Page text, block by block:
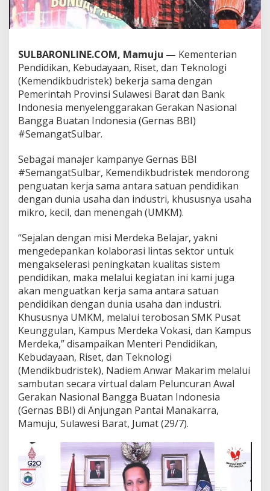
e
n
d
k
b
u
d
r
i
t
e
P
e
r
k
u
a
K
m
i
t
a
a
n
P
e
n
d
i
d
k
a
n
V
o
k
a
s
SULBARONLINE.COM, Mamuju — Kementerian
Pendidikan, Kebudayaan, Riset, dan Teknologi
(Kemendikbudristek) bekerja sama dengan
Pemerintah Provinsi Sulawesi Barat dan Bank
Indonesia menyelenggarakan Gerakan Nasional
Bangga Buatan Indonesia (Gernas BBI)
#SemangatSulbar.
Sebagai manajer kampanye Gernas BBI
#SemangatSulbar, Kemendikbudristek mendorong
penguatan kerja sama antara satuan pendidikan
dengan dunia usaha dan industri, khususnya usaha
mikro, kecil, dan menengah (UMKM).
“Sejalan dengan misi Merdeka Belajar, yakni
mengedepankan kolaborasi lintas sektor untuk
mengakselerasi peningkatan kualitas sistem
pendidikan, maka melalui kegiatan ini kami juga
akan menguatkan kerja sama antara satuan
pendidikan dengan dunia usaha dan industri.
Khususnya UMKM, melalui terobosan SMK Pusat
Keunggulan, Kampus Merdeka Vokasi, dan Kampus
Merdeka,” disampaikan Menteri Pendidikan,
Kebudayaan, Riset, dan Teknologi
(Mendikbudristek), Nadiem Anwar Makarim melalui
sambutan secara virtual dalam Peluncuran Awal
Gerakan Nasional Bangga Buatan Indonesia
(Gernas BBI) di Anjungan Pantai Manakarra,
Mamuju, Sulawesi Barat, Jumat (29/7).